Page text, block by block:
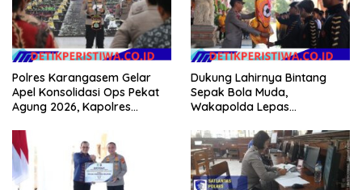
Polres Karangasem Gelar
Apel Konsolidasi Ops Pekat
Agung 2026, Kapolres
Target Selama Operasi
Dukung Lahirnya Bintang
Sepak Bola Muda,
Wakapolda Lepas
Soeratin 2026